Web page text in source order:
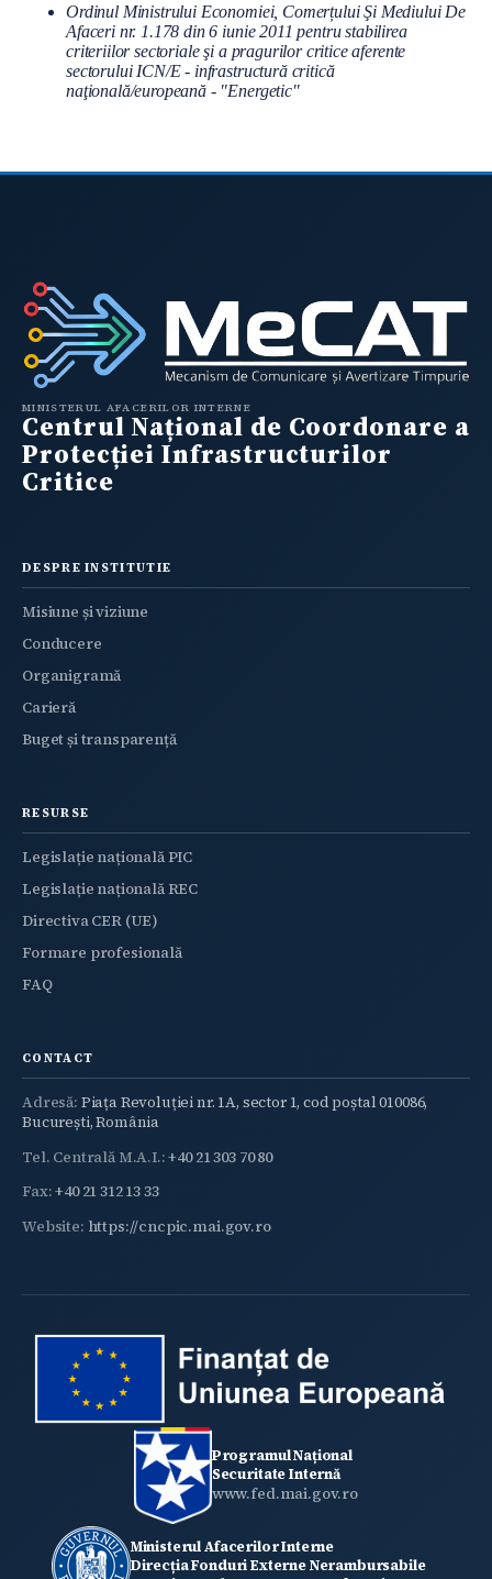
Ordinul Ministrului Economiei, Comerțului Şi Mediului De
Afaceri nr. 1.178 din 6 iunie 2011 pentru stabilirea
criteriilor sectoriale şi a pragurilor critice aferente
sectorului ICN/E - infrastructură critică
naţională/europeană - "Energetic"
MINISTERUL AFACERILOR INTERNE
Centrul Național de Coordonare a
Protecției Infrastructurilor
Critice
DESPRE INSTITUTIE
Misiune și viziune
Conducere
Organigramă
Carieră
Buget și transparență
RESURSE
Legislație națională PIC
Legislație națională REC
Directiva CER (UE)
Formare profesională
FAQ
CONTACT
Adresă: Piața Revoluției nr. 1A, sector 1, cod poștal 010086,
București, România
Tel. Centrală M.A.I.:+40 21 303 70 80
Fax:+40 21 312 13 33
Website: https://cncpic.mai.gov.ro
Programul Național
Securitate Internă
www.fed.mai.gov.ro
Ministerul Afacerilor Interne
Direcția Fonduri Externe Nerambursabile